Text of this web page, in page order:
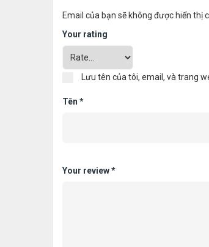
Email của bạn sẽ không được hiển thị
Your rating
Lưu tên của tôi, email, và trang
Tên *
Your review*